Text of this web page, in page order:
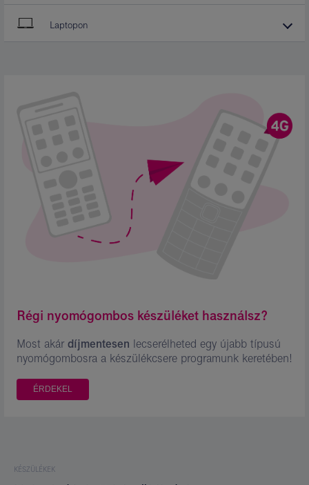
Laptopon
Régi nyomógombos készüléket használsz?
Most akár díjmentesen lecserélheted egy újabb típusú
nyomógombosra a készülékcsere programunk keretében!
ÉRDEKEL
KÉSZÜLÉKEK